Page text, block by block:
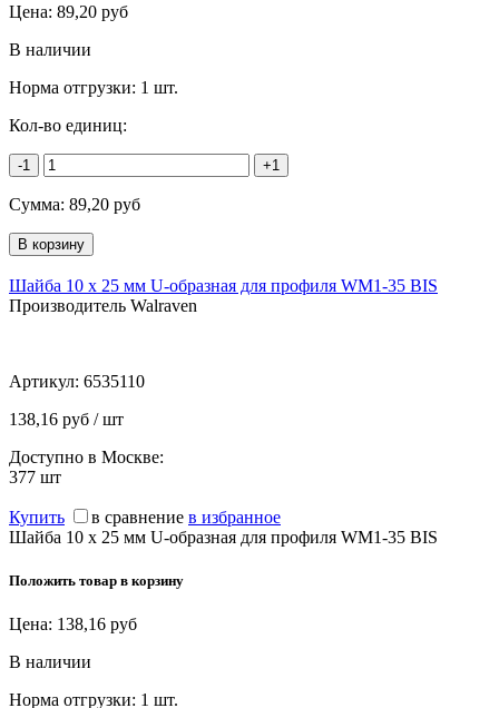
Цена: 89,20 руб
В наличии
Норма отгрузки: 1 шт.
Кол-во единиц:
-1 +1
Сумма: 89,20 руб
Шайба 10 х 25 мм U-образная для профиля WM1-35 BIS
Производитель Walraven
Артикул: 6535110
138,16 руб / шт
Доступно в Москве:
377 шт
Купить в сравнение в избранное
Шайба 10 х 25 мм U-образная для профиля WM1-35 BIS
Положить товар в корзину
Цена: 138,16 руб
В наличии
Норма отгрузки: 1 шт.